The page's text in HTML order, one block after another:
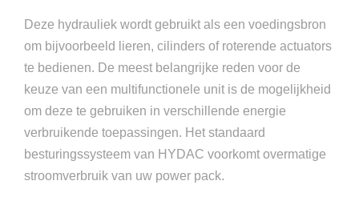
Deze hydrauliek wordt gebruikt als een voedingsbron
om bijvoorbeeld lieren, cilinders of roterende actuators
te bedienen. De meest belangrijke reden voor de
keuze van een multifunctionele unit is de mogelijkheid
om deze te gebruiken in verschillende energie
verbruikende toepassingen. Het standaard
besturingssysteem van HYDAC voorkomt overmatige
stroomverbruik van uw power pack.